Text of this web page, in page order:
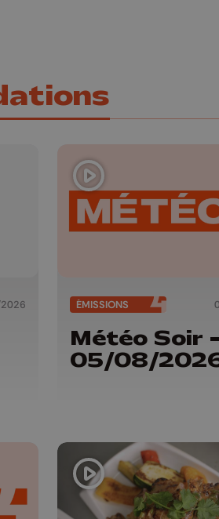
ÉMISSIONS
Météo Soir -
05/08/